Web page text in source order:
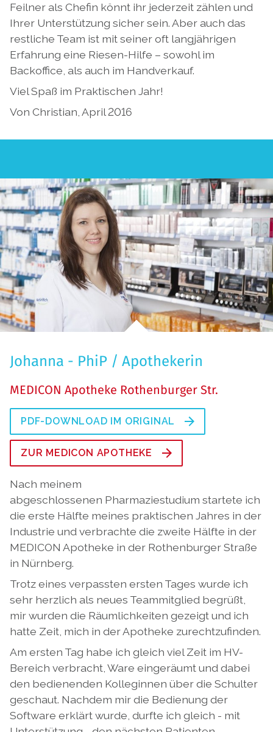
Feilner als Chefin könnt ihr jederzeit zählen und
Ihrer Unterstützung sicher sein. Aber auch das
restliche Team ist mit seiner oft langjährigen
Erfahrung eine Riesen-Hilfe – sowohl im
Backoffice, als auch im Handverkauf.
Viel Spaß im Praktischen Jahr!
Von Christian, April 2016
Johanna - PhiP / Apothekerin
MEDICON Apotheke Rothenburger Str.
PDF-DOWNLOAD IM ORIGINAL
ZUR MEDICON APOTHEKE
Nach meinem
abgeschlossenen Pharmaziestudium startete ich
die erste Hälfte meines praktischen Jahres in der
Industrie und verbrachte die zweite Hälfte in der
MEDICON Apotheke in der Rothenburger Straße
in Nürnberg.
Trotz eines verpassten ersten Tages wurde ich
sehr herzlich als neues Teammitglied begrüßt,
mir wurden die Räumlichkeiten gezeigt und ich
hatte Zeit, mich in der Apotheke zurechtzufinden.
Am ersten Tag habe ich gleich viel Zeit im HV-
Bereich verbracht, Ware eingeräumt und dabei
den bedienenden Kolleginnen über die Schulter
geschaut. Nachdem mir die Bedienung der
Software erklärt wurde, durfte ich gleich - mit